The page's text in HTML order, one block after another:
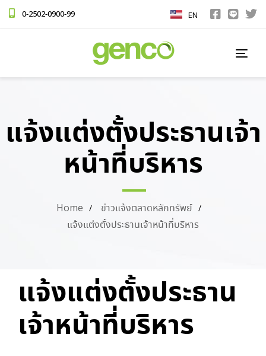
0-2502-0900-99 EN
แจ้งแต่งตั้งประธานเจ้า
หน้าที่บริหาร
Home
ข่าวแจ้งตลาดหลักทรัพย์
แจ้งแต่งตั้งประธานเจ้าหน้าที่บริหาร
PUBLISHED
แจ้งแต่งตั้งประธาน
เจ้าหน้าที่บริหาร
Author
Published